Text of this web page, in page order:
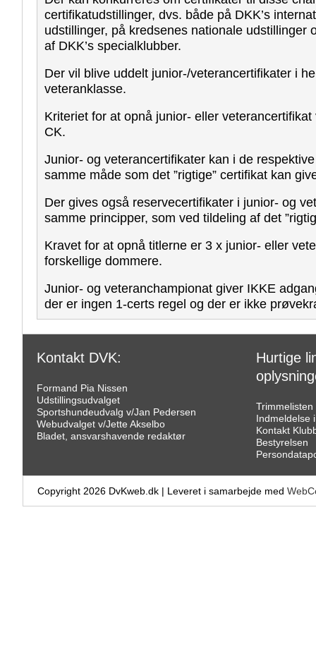
certifikatudstillinger, dvs. både på DKK’s
udstillinger, på kredsenes nationale udstillinger
af DKK’s specialklubber.
Der vil blive uddelt junior-/veterancertifikater i
veteranklasse.
Kriteriet for at opnå junior- eller
CK.
Junior- og veterancertifikater kan i de
samme måde som det ”rigtige” certifikat kan
Der gives også reservecertifikater i junior- og
samme principper, som ved tildeling af det
Kravet for at opnå titlerne er 3 x junior- eller
forskellige dommere.
Junior- og veteranchampionat giver IKKE
der er ingen 1-certs regel og der er ikke
Kontakt DVK:
Formand Pia Nissen
Udstillingsudvalget
Sportshundeudvalg v/Jan Pedersen
Webudvalget v/Jette Akselbo
Bladet, ansvarshavende redaktør
Hurtige
Trimmelisten
Indmeldelse
Kontakt
Bestyrelsen
Copyright 2026 DvKweb.dk | Leveret i samarbejde med